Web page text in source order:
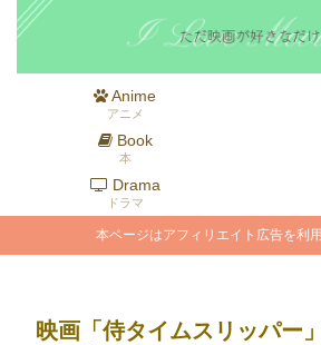
Anime
アニメ
Book
本
Drama
ドラマ
本ページはアフィリエイト広告を利
映画「侍タイムスリッパー